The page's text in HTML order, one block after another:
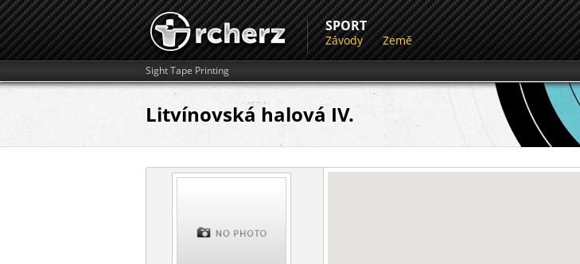
SPORT
Závody Země
Sight Tape Printing
Litvínovská halová IV.